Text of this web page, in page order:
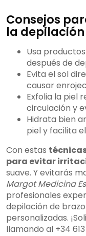
Consejos
la
Usa
después de
Evita el sol
causar
Exfolia la piel
circulación y
Hidrata bien
piel y facilita
Con estas
para evitar
suave. Y evitarás
Margot Medicina
profesionales
depilación de
personalizadas.
llamando al +34